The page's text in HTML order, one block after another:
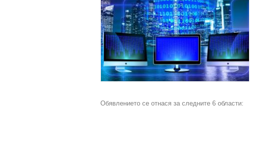
Обявлението се отнася за следните 6 области: